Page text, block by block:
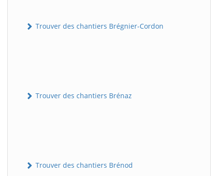
Trouver des chantiers Brégnier-Cordon
Trouver des chantiers Brénaz
Trouver des chantiers Brénod